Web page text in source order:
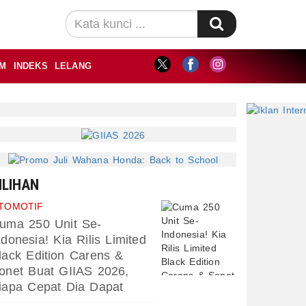
INDEKS LELANG
250 Unit Se-
Kia Rilis Limited
Edition Carens &
Buat GIIAS 2026,
Cepat Dia Dapat